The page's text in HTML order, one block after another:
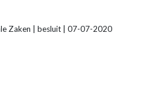
Zaken | besluit | 07-07-2020